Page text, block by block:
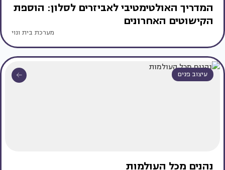
המדריך האולטימטיבי לאביזרים לסלון: הוספת
הקישוטים האחרונים
מערכת בית ונוי
עיצוב פנים
נהנים מכל העולמות